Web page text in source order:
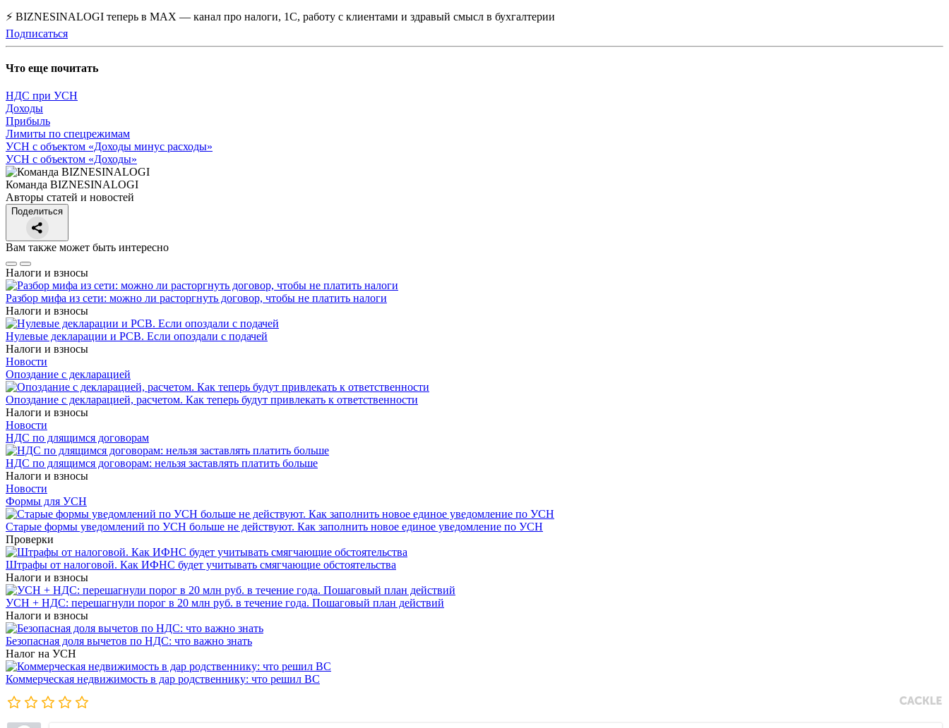
⚡ BIZNESINALOGI теперь в MAX — канал про налоги, 1С, работу с клиентами и здравый смысл в бухгалтерии
Подписаться
Что еще почитать
НДС при УСН
Доходы
Прибыль
Лимиты по спецрежимам
УСН с объектом «Доходы минус расходы»
УСН с объектом «Доходы»
Команда BIZNESINALOGI
Авторы статей и новостей
Поделиться
Вам также может быть интересно
Налоги и взносы
Разбор мифа из сети: можно ли расторгнуть договор, чтобы не платить налоги
Налоги и взносы
Нулевые декларации и РСВ. Если опоздали с подачей
Налоги и взносы
Новости
Опоздание с декларацией
Опоздание с декларацией, расчетом. Как теперь будут привлекать к ответственности
Налоги и взносы
Новости
НДС по длящимся договорам
НДС по длящимся договорам: нельзя заставлять платить больше
Налоги и взносы
Новости
Формы для УСН
Старые формы уведомлений по УСН больше не действуют. Как заполнить новое единое уведомление по УСН
Проверки
Штрафы от налоговой. Как ИФНС будет учитывать смягчающие обстоятельства
Налоги и взносы
УСН + НДС: перешагнули порог в 20 млн руб. в течение года. Пошаговый план действий
Налоги и взносы
Безопасная доля вычетов по НДС: что важно знать
Налог на УСН
Коммерческая недвижимость в дар родственнику: что решил ВС